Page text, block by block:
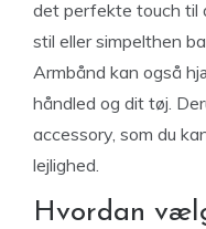
det perfekte touch til
stil eller simpelthen
Armbånd kan også
håndled og dit tøj.
accessory, som du
lejlighed.
Hvordan